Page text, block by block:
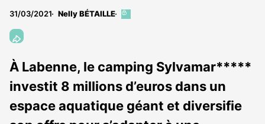
31/03/2021 Nelly BÉTAILLE
Cet
abonnés
À Labenne, le camping Sylvamar*****
investit 8 millions d’euros dans un
espace aquatique géant et diversifie